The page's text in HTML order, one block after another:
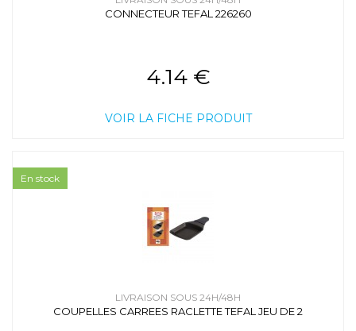
CONNECTEUR TEFAL 226260
4.14 €
VOIR LA FICHE PRODUIT
LIVRAISON SOUS 24H/48H
COUPELLES CARREES RACLETTE TEFAL JEU DE 2
En stock